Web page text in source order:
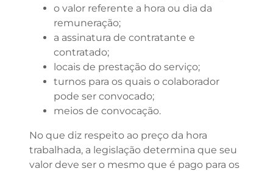
o valor referente a hora ou dia da
remuneração;
a assinatura de contratante e
contratado;
locais de prestação do serviço;
turnos para os quais o colaborador
pode ser convocado;
meios de convocação.
No que diz respeito ao preço da hora
trabalhada, a legislação determina que seu
valor deve ser o mesmo que é pago para os